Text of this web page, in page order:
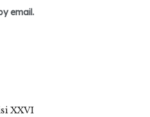
email.
XXVI